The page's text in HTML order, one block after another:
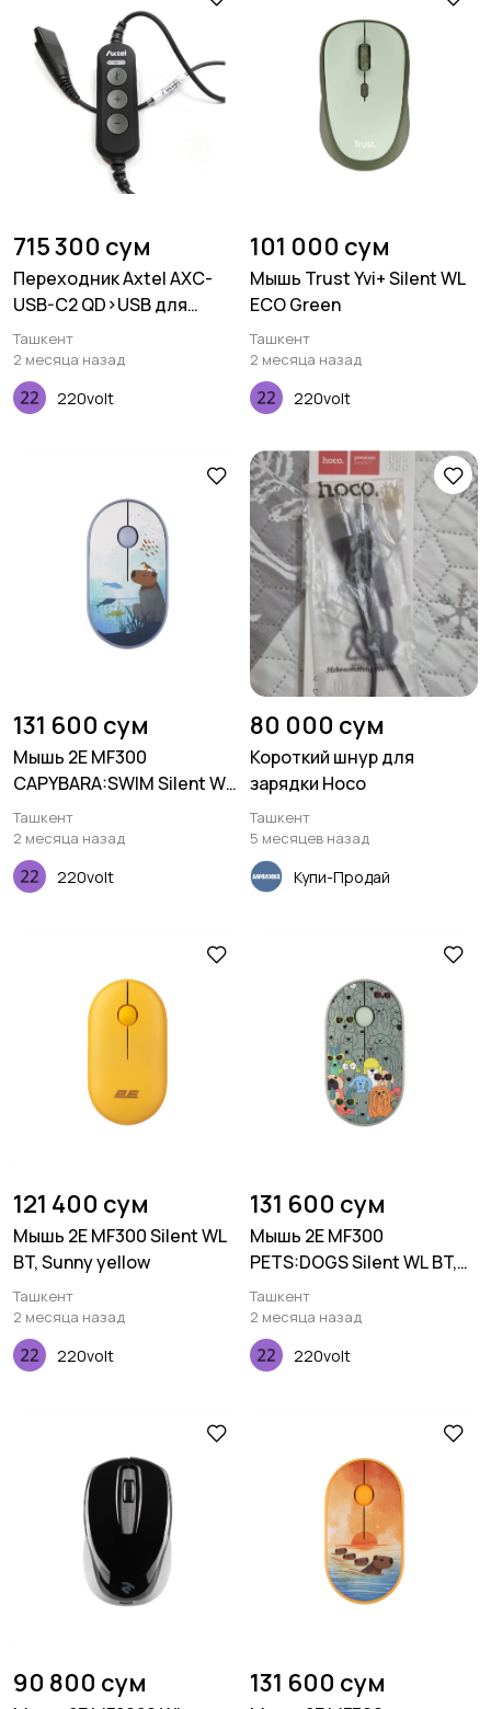
715 300 сум
Переходник Axtel AXC-
USB-C2 QD>USB для
подключения к
компьютеру
Ташкент
2 месяца назад
220volt
101 000 сум
Мышь Trust Yvi+ Silent WL
ECO Green
Ташкент
2 месяца назад
220volt
131 600 сум
Мышь 2E MF300
CAPYBARA:SWIM Silent WL
BT, синий
Ташкент
2 месяца назад
220volt
80 000 сум
Короткий шнур для
зарядки Hoco
Ташкент
5 месяцев назад
Купи-Продай
121 400 сум
Мышь 2E MF300 Silent WL
BT, Sunny yellow
Ташкент
2 месяца назад
220volt
131 600 сум
Мышь 2E MF300
PETS:DOGS Silent WL BT,
зеленый
Ташкент
2 месяца назад
220volt
90 800 сум 131 600 сум